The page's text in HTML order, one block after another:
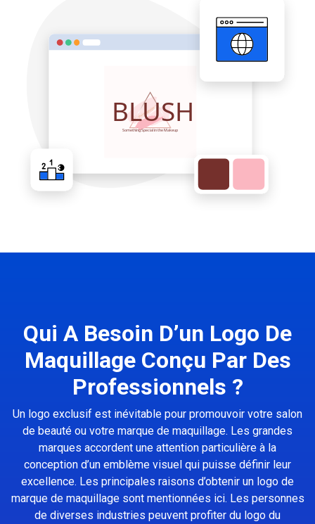
Qui A Besoin D’un Logo De
Maquillage Conçu Par Des
Professionnels ?
Un logo exclusif est inévitable pour promouvoir votre salon
de beauté ou votre marque de maquillage. Les grandes
marques accordent une attention particulière à la
conception d’un emblème visuel qui puisse définir leur
excellence. Les principales raisons d’obtenir un logo de
marque de maquillage sont mentionnées ici. Les personnes
de diverses industries peuvent profiter du logo du